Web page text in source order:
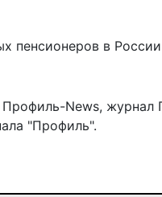
пенсионеров в России
Профиль-News, журнал
"Профиль".